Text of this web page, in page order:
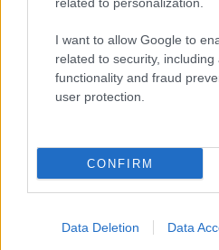
I want to allow Google to
related to security, including
functionality and fraud
user protection.
CONFIRM
Data Deletion Data
Itt állíthatod be,
között legyen a
#2024-ES EURÓPA-